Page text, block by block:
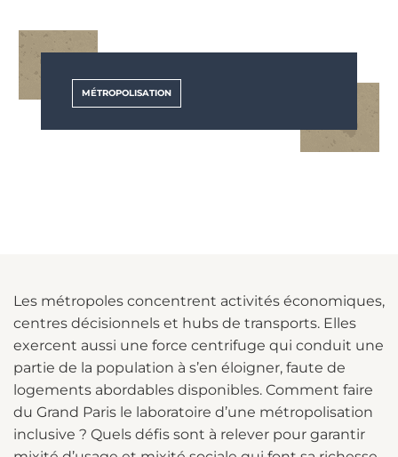
MÉTROPOLISATION
Les métropoles concentrent activités économiques,
centres décisionnels et hubs de transports. Elles
exercent aussi une force centrifuge qui conduit une
partie de la population à s’en éloigner, faute de
logements abordables disponibles. Comment faire
du Grand Paris le laboratoire d’une métropolisation
inclusive ? Quels défis sont à relever pour garantir